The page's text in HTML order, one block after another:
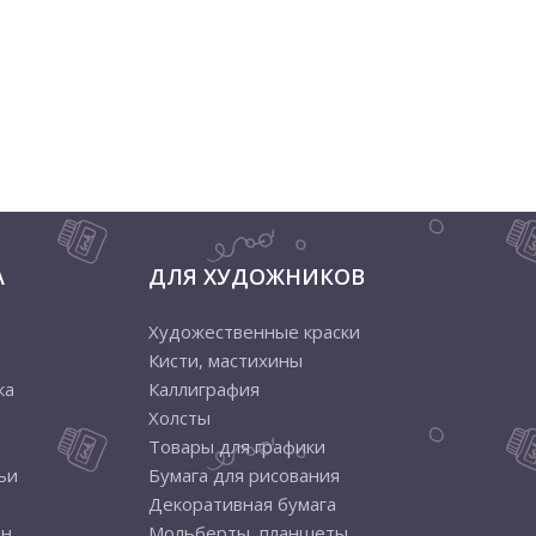
ДЛЯ ХУДОЖНИКОВ
Художественные краски
Кисти, мастихины
Каллиграфия
Холсты
Товары для графики
Бумага для рисования
Декоративная бумага